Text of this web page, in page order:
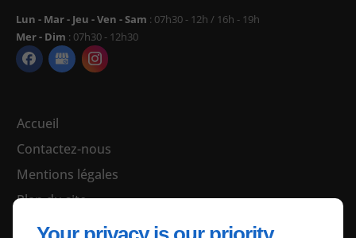
Lun - Mar - Jeu - Ven - Sam : 07h30 - 12h / 16h - 19h
Mer - Dim : 07h30 - 12h30
Accueil
Contactez-nous
Mentions légales
Plan du site